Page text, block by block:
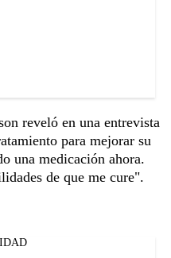
reveló en una entrevista
para mejorar su
una medicación ahora.
de que me cure".